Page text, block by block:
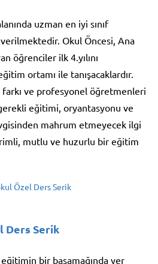
uzman en iyi sınıf
Okul Öncesi, Ana
öğrenciler ilk 4.yılını
ortamı ile tanışacaklardır.
ve profesyonel öğretmenleri
eğitimi, oryantasyonu ve
mahrum etmeyecek ilgi
mutlu ve huzurlu bir eğitim
Ders Serik
bir basamağında yer